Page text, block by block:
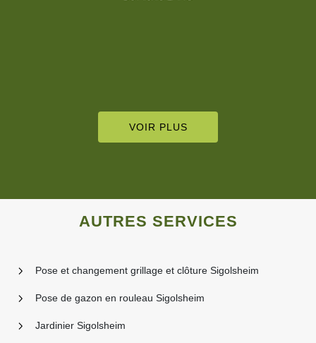
VOIR PLUS
AUTRES SERVICES
Pose et changement grillage et clôture Sigolsheim
Pose de gazon en rouleau Sigolsheim
Jardinier Sigolsheim